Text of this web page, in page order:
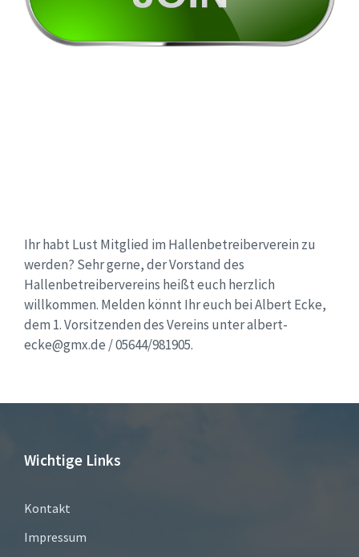
Ihr habt Lust Mitglied im Hallenbetreiberverein zu
werden? Sehr gerne, der Vorstand des
Hallenbetreibervereins heißt euch herzlich
willkommen. Melden könnt Ihr euch bei Albert Ecke,
dem 1. Vorsitzenden des Vereins unter albert-
ecke@gmx.de / 05644/981905.
Wichtige Links
Kontakt
Impressum